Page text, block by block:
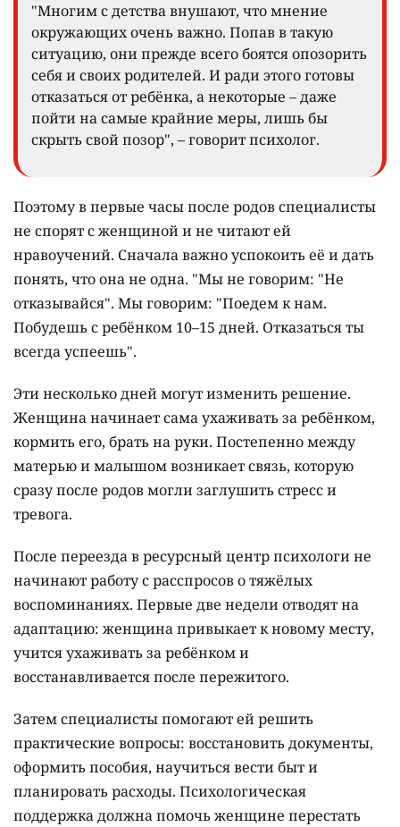
"Многим с детства внушают, что мнение
окружающих очень важно. Попав в такую
ситуацию, они прежде всего боятся опозорить
себя и своих родителей. И ради этого готовы
отказаться от ребёнка, а некоторые – даже
пойти на самые крайние меры, лишь бы
скрыть свой позор", – говорит психолог.
Поэтому в первые часы после родов специалисты
не спорят с женщиной и не читают ей
нравоучений. Сначала важно успокоить её и дать
понять, что она не одна. "Мы не говорим: "Не
отказывайся". Мы говорим: "Поедем к нам.
Побудешь с ребёнком 10–15 дней. Отказаться ты
всегда успеешь".
Эти несколько дней могут изменить решение.
Женщина начинает сама ухаживать за ребёнком,
кормить его, брать на руки. Постепенно между
матерью и малышом возникает связь, которую
сразу после родов могли заглушить стресс и
тревога.
После переезда в ресурсный центр психологи не
начинают работу с расспросов о тяжёлых
воспоминаниях. Первые две недели отводят на
адаптацию: женщина привыкает к новому месту,
учится ухаживать за ребёнком и
восстанавливается после пережитого.
Затем специалисты помогают ей решить
практические вопросы: восстановить документы,
оформить пособия, научиться вести быт и
планировать расходы. Психологическая
поддержка должна помочь женщине перестать